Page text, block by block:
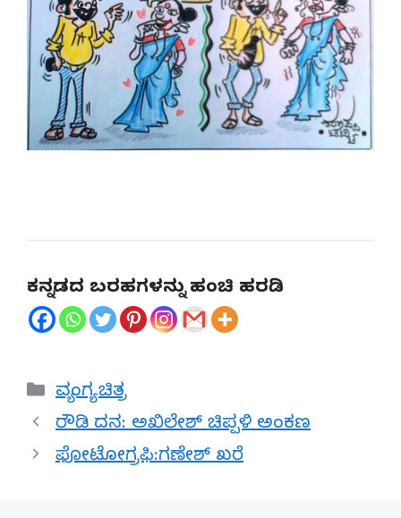
ಕನ್ನಡದ ಬರಹಗಳನ್ನು ಹಂಚಿ ಹರಡಿ
Categories
ವ್ಯಂಗ್ಯ ಚಿತ್ರ
ರೌಡಿ ದನ: ಅಖಿಲೇಶ್ ಚಿಪ್ಪಳಿ ಅಂಕಣ
ಫೋಟೋಗ್ರಫಿ:ಗಣೇಶ್ ಖರೆ